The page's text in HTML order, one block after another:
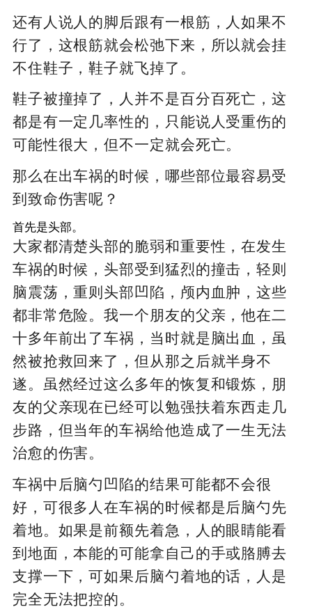
还有人说人的脚后跟有一根筋，人如果不
行了，这根筋就会松弛下来，所以就会挂
不住鞋子，鞋子就飞掉了。
鞋子被撞掉了，人并不是百分百死亡，这
都是有一定几率性的，只能说人受重伤的
可能性很大，但不一定就会死亡。
那么在出车祸的时候，哪些部位最容易受
到致命伤害呢？
首先是头部。
大家都清楚头部的脆弱和重要性，在发生
车祸的时候，头部受到猛烈的撞击，轻则
脑震荡，重则头部凹陷，颅内血肿，这些
都非常危险。我一个朋友的父亲，他在二
十多年前出了车祸，当时就是脑出血，虽
然被抢救回来了，但从那之后就半身不
遂。虽然经过这么多年的恢复和锻炼，朋
友的父亲现在已经可以勉强扶着东西走几
步路，但当年的车祸给他造成了一生无法
治愈的伤害。
车祸中后脑勺凹陷的结果可能都不会很
好，可很多人在车祸的时候都是后脑勺先
着地。如果是前额先着急，人的眼睛能看
到地面，本能的可能拿自己的手或胳膊去
支撑一下，可如果后脑勺着地的话，人是
完全无法把控的。